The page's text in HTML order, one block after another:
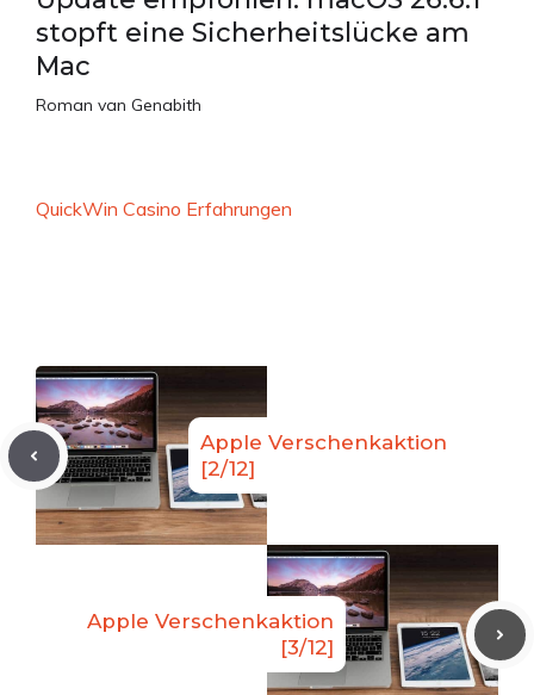
stopft eine Sicherheitslücke am
Mac
Roman van Genabith
QuickWin Casino Erfahrungen
Apple Verschenkaktion
[2/12]
Apple Verschenkaktion
[3/12]